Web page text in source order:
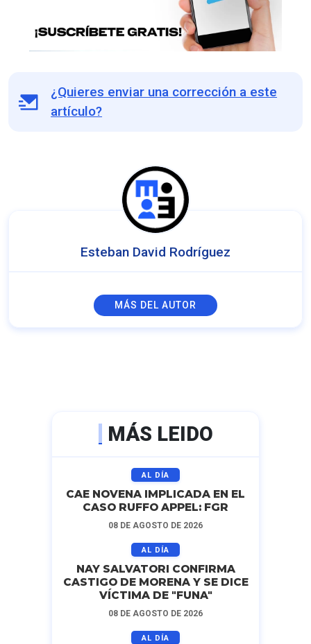
¿Quieres enviar una corrección a este
artículo?
Esteban David Rodríguez
MÁS DEL AUTOR
MÁS LEIDO
AL DÍA
CAE NOVENA IMPLICADA EN EL
CASO RUFFO APPEL: FGR
08 DE AGOSTO DE 2026
AL DÍA
NAY SALVATORI CONFIRMA
CASTIGO DE MORENA Y SE DICE
VÍCTIMA DE "FUNA"
08 DE AGOSTO DE 2026
AL DÍA